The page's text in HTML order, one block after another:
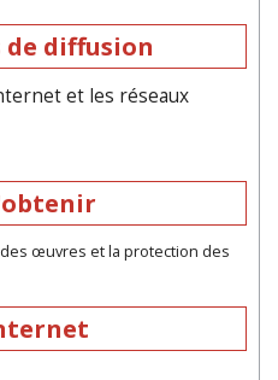
diffusion
et les réseaux
œuvres et la protection des